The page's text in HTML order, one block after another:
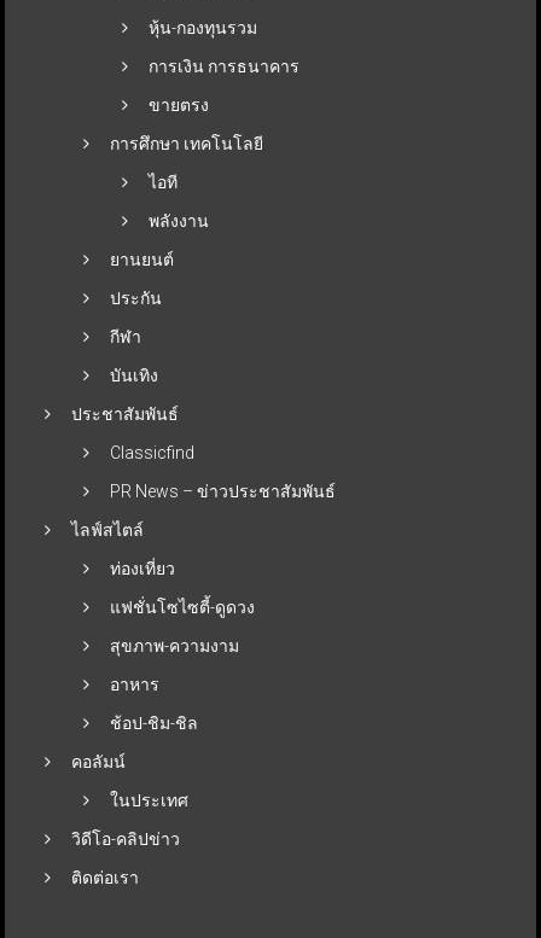
หุ้น-กองทุนรวม
การเงิน การธนาคาร
ขายตรง
การศึกษา เทคโนโลยี
ไอที
พลังงาน
ยานยนต์
ประกัน
กีฬา
บันเทิง
ประชาสัมพันธ์
Classicfind
PR News – ข่าวประชาสัมพันธ์
ไลฟ์สไตล์
ท่องเที่ยว
แฟชั่นโซไซตี้-ดูดวง
สุขภาพ-ความงาม
อาหาร
ช้อป-ชิม-ชิล
คอลัมน์
ในประเทศ
วิดีโอ-คลิปข่าว
ติดต่อเรา